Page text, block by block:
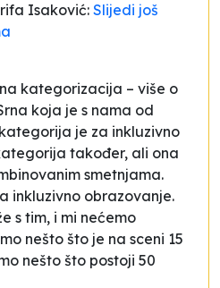
Isaković: Slijedi još
kategorizacija – više o
koja je s nama od
je za inkluzivno
također, ali ona
smetnjama.
inkluzivno obrazovanje.
s tim, i mi nećemo
nešto što je na sceni 15
nešto što postoji 50